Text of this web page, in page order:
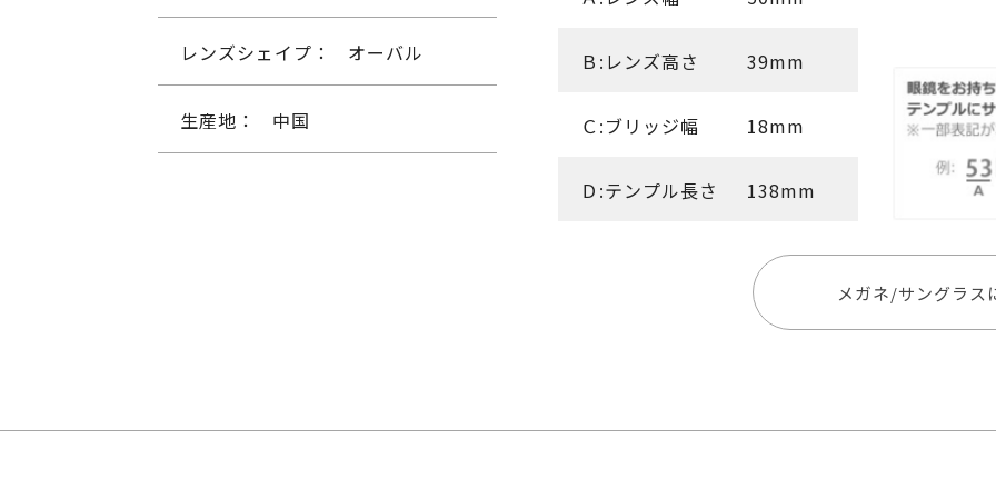
レンズシェイプ： オーバル
生産地： 中国
Ｂ:レンズ高さ 39mm
Ｃ:ブリッジ幅 18mm
Ｄ:テンプル長さ 138mm
メガネ/サングラス